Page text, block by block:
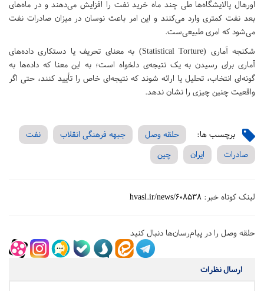
اورهال پالایشگاه‌ها طی چند ماه خرید نفت را افزایش می‌دهند و در ماه‌های
بعد نفت کمتری وارد می‌کنند و این امر باعث نوسان در میزان صادرات نفت
می‌شود که امری طبیعی‌ست.
شکنجه آماری (Statistical Torture) به معنای تحریف یا دستکاری داده‌های
آماری برای رسیدن به یک نتیجه‌ی دلخواه است؛ به این معنا که داده‌ها به
گونه‌ای انتخاب، تحلیل یا ارائه شوند که نتیجه‌ای خاص را تأیید کنند، حتی اگر
واقعیت چنین چیزی را نشان ندهد.
برچسب ها: حلقه وصل جبهه فرهنگی انقلاب
نفت
صادرات
ایران چین
لینک کوتاه خبر: hvasl.ir/news/608538
حلقه وصل را در پیام‌رسان‌ها دنبال کنید
ارسال نظرات